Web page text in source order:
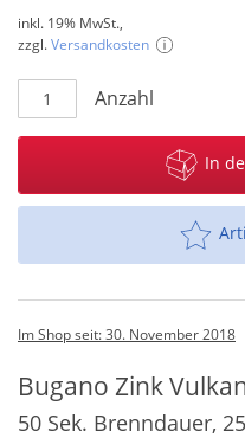
inkl. 19% MwSt.,
zzgl.Versandkosten
Anzahl
In
Im Shop seit: 30. November 2018
Bugano Zink
50 Sek. Brenndauer,